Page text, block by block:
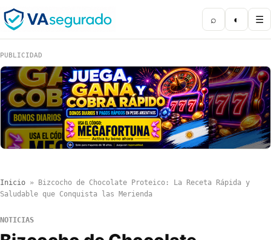
⌕ ◐ ☰
PUBLICIDAD
Inicio »
Bizcocho de Chocolate Proteico: La Receta Rápida y
Saludable que Conquista las Merienda
NOTICIAS